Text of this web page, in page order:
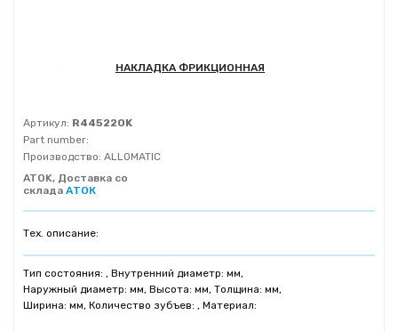
НАКЛАДКА ФРИКЦИОННАЯ
Артикул: R445220K
Part number:
Производство: ALLOMATIC
ATOK, Доставка со
склада АТОК
Тех. описание:
Тип состояния: , Внутренний диаметр: мм,
Наружный диаметр: мм, Высота: мм, Толщина: мм,
Ширина: мм, Количество зубъев: , Материал: